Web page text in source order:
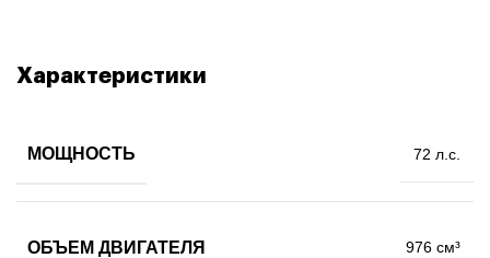
Характеристики
МОЩНОСТЬ 72 л.с.
ОБЪЕМ ДВИГАТЕЛЯ 976 см³